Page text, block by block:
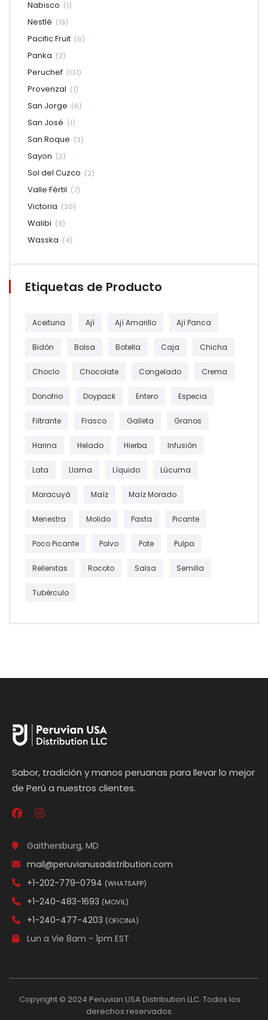
Nabisco (1)
Nestlé (19)
Pacific Fruit (6)
Panka (2)
Peruchef (131)
Provenzal (1)
San Jorge (6)
San José (1)
San Roque (3)
Sayon (2)
Sol del Cuzco (2)
Valle Fértil (7)
Victoria (20)
Walibi (9)
Wasska (4)
Etiquetas de Producto
Aceituna Ají Ají Amarillo Ají Panca
Bidón Bolsa Botella Caja Chicha
Choclo Chocolate Congelado Crema
Donofrio Doypack Entero Especia
Filtrante Frasco Galleta Granos
Harina Helado Hierba Infusión
Lata Llama Líquido Lúcuma
Maracuyá Maíz Maíz Morado
Menestra Molido Pasta Picante
Poco Picante Polvo Pote Pulpa
Rellenitas Rocoto Salsa Semilla
Tubérculo
Sabor, tradición y manos peruanas para llevar lo mejor
de Perú a nuestros clientes.
Gaithersburg, MD
mail@peruvianusadistribution.com
+1-202-779-0794 (WHATSAPP)
+1-240-483-1693 (MOVIL)
+1-240-477-4203 (OFICINA)
Lun a Vie 8am - 1pm EST
Copyright © 2024 Peruvian USA Distribution LLC. Todos los
derechos reservados.